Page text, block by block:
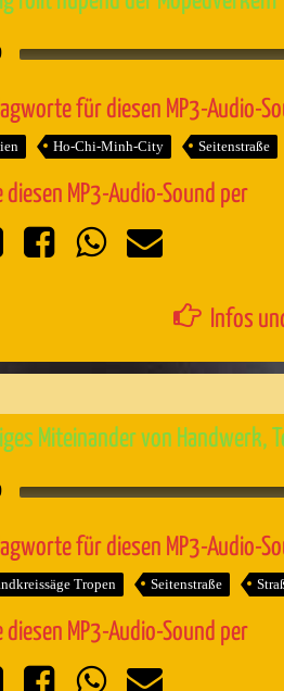
für diesen MP3-Audio-
Ho-Chi-Minh-City Seitenstraße
diesen MP3-Audio-Sound per
Infos
Miteinander von Handwerk,
für diesen MP3-Audio-
Tropen Seitenstraße
diesen MP3-Audio-Sound per